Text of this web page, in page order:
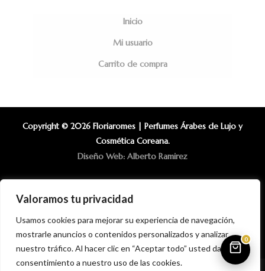
Valoramos tu privacidad
Usamos cookies para mejorar su experiencia de navegación,
mostrarle anuncios o contenidos personalizados y analizar
nuestro tráfico. Al hacer clic en “Aceptar todo” usted da su
consentimiento a nuestro uso de las cookies.
Inicio
Mi usuario
Carrito de compra
Copyright © 2026 Floriaromes | Perfumes Árabes de Lujo y
Cosmética Coreana.
Diseño Web: Alberto Ramirez
0